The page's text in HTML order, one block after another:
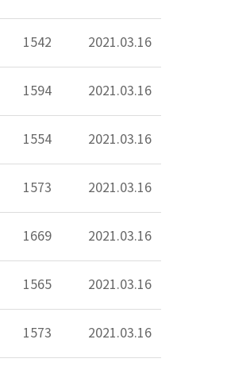
1542 2021.03.16
1594 2021.03.16
1554 2021.03.16
1573 2021.03.16
1669 2021.03.16
1565 2021.03.16
1573 2021.03.16